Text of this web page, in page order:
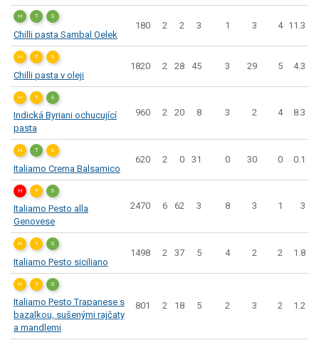
H T S
Chilli pasta Sambal Oelek
180 2 2 3 1 3 4 11.3
H T S
Chilli pasta v oleji
1820 2 28 45 3 29 5 4.3
H T S
Indická Byriani ochucující
pasta
960 2 20 8 3 2 4 8.3
H T S
Italiamo Crema Balsamico
620 2 0 31 0 30 0 0.1
H T S
Italiamo Pesto alla
Genovese
2470 6 62 3 8 3 1 3
H T S
Italiamo Pesto siciliano
1498 2 37 5 4 2 2 1.8
H T S
Italiamo Pesto Trapanese s
bazalkou, sušenými rajčaty
a mandlemi
801 2 18 5 2 3 2 1.2